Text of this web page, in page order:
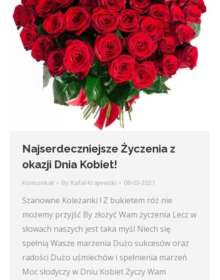
Najserdeczniejsze Życzenia z
okazji Dnia Kobiet!
Komunikat By Rafał Krajewski 08-03-2021
Szanowne Koleżanki ! Z bukietem róż nie
możemy przyjść By złożyć Wam życzenia Lecz w
słowach naszych jest taka myśl Niech się
spełnią Wasze marzenia Dużo sukcesów oraz
radości Dużo uśmiechów i spełnienia marzeń
Moc słodyczy w Dniu Kobiet Życzy Wam